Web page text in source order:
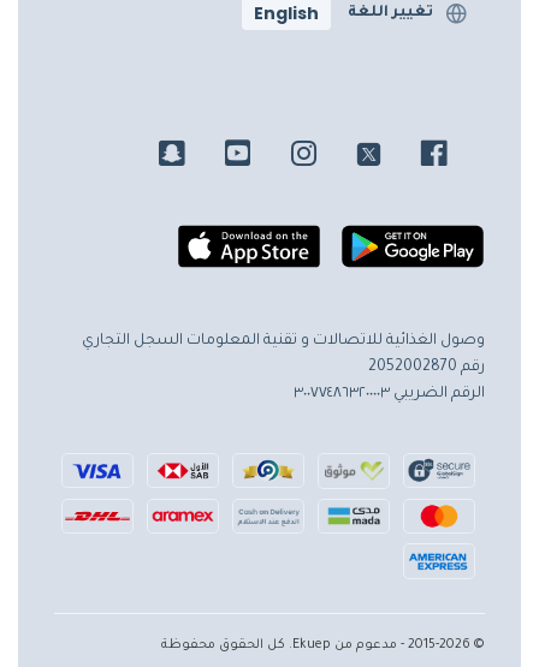
تغيير اللغة English
وصول الغذائية للاتصالات و تقنية المعلومات السجل التجاري
رقم 2052002870
الرقم الضريبي ٣٠٠٧٧٤٨٦٣٢٠٠٠٠٣
© 2015-2026 - مدعوم من Ekuep. كل الحقوق محفوظة